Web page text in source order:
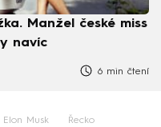
Manžel české miss
navíc
6 min čtení
Elon Musk Řecko